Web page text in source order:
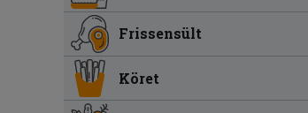
Frissensült
Köret